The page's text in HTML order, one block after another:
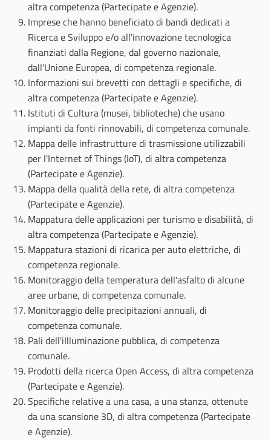
altra competenza (Partecipate e Agenzie).
Imprese che hanno beneficiato di bandi dedicati a
Ricerca e Sviluppo e/o all'innovazione tecnologica
finanziati dalla Regione, dal governo nazionale,
dall'Unione Europea, di competenza regionale.
Informazioni sui brevetti con dettagli e specifiche, di
altra competenza (Partecipate e Agenzie).
Istituti di Cultura (musei, biblioteche) che usano
impianti da fonti rinnovabili, di competenza comunale.
Mappa delle infrastrutture di trasmissione utilizzabili
per l'Internet of Things (IoT), di altra competenza
(Partecipate e Agenzie).
Mappa della qualità della rete, di altra competenza
(Partecipate e Agenzie).
Mappatura delle applicazioni per turismo e disabilità, di
altra competenza (Partecipate e Agenzie).
Mappatura stazioni di ricarica per auto elettriche, di
competenza regionale.
Monitoraggio della temperatura dell'asfalto di alcune
aree urbane, di competenza comunale.
Monitoraggio delle precipitazioni annuali, di
competenza comunale.
Pali dell'iIlluminazione pubblica, di competenza
comunale.
Prodotti della ricerca Open Access, di altra competenza
(Partecipate e Agenzie).
Specifiche relative a una casa, a una stanza, ottenute
da una scansione 3D, di altra competenza (Partecipate
e Agenzie).